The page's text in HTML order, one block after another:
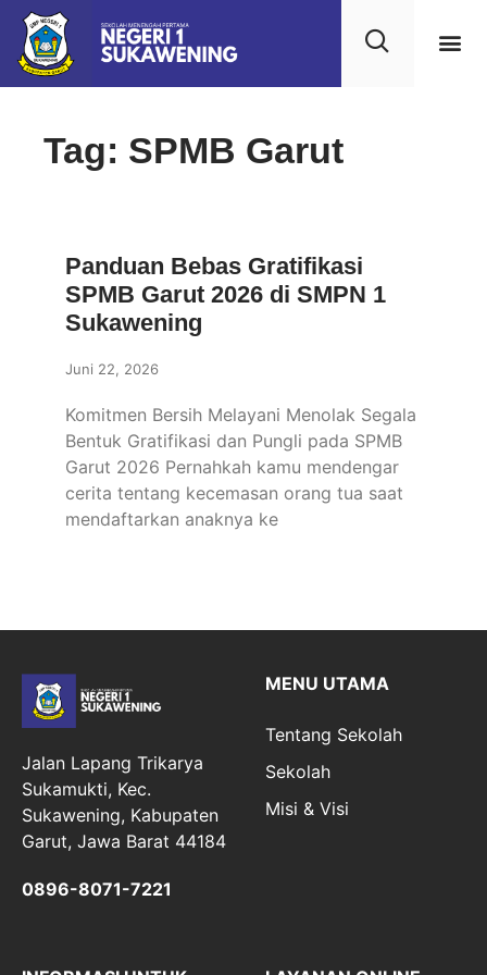
Tag: SPMB Garut
Panduan Bebas Gratifikasi
SPMB Garut 2026 di SMPN 1
Sukawening
Juni 22, 2026
Komitmen Bersih Melayani Menolak Segala
Bentuk Gratifikasi dan Pungli pada SPMB
Garut 2026 Pernahkah kamu mendengar
cerita tentang kecemasan orang tua saat
mendaftarkan anaknya ke
Jalan Lapang Trikarya
Sukamukti, Kec.
Sukawening, Kabupaten
Garut, Jawa Barat 44184
0896-8071-7221
MENU UTAMA
Tentang Sekolah
Sekolah
Misi & Visi